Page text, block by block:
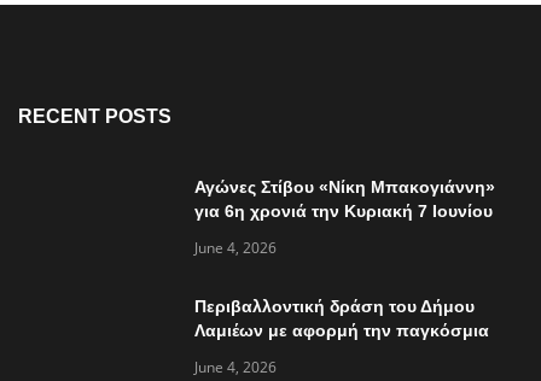
RECENT POSTS
Αγώνες Στίβου «Νίκη Μπακογιάννη»
για 6η χρονιά την Κυριακή 7 Ιουνίου
June 4, 2026
Περιβαλλοντική δράση του Δήμου
Λαμιέων με αφορμή την παγκόσμια
June 4, 2026